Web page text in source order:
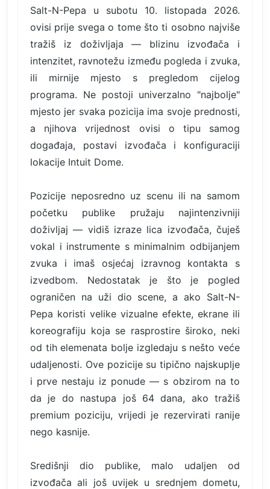
Salt-N-Pepa u subotu 10. listopada 2026.
ovisi prije svega o tome što ti osobno najviše
tražiš iz doživljaja — blizinu izvođača i
intenzitet, ravnotežu između pogleda i zvuka,
ili mirnije mjesto s pregledom cijelog
programa. Ne postoji univerzalno "najbolje"
mjesto jer svaka pozicija ima svoje prednosti,
a njihova vrijednost ovisi o tipu samog
događaja, postavi izvođača i konfiguraciji
lokacije Intuit Dome.
Pozicije neposredno uz scenu ili na samom
početku publike pružaju najintenzivniji
doživljaj — vidiš izraze lica izvođača, čuješ
vokal i instrumente s minimalnim odbijanjem
zvuka i imaš osjećaj izravnog kontakta s
izvedbom. Nedostatak je što je pogled
ograničen na uži dio scene, a ako Salt-N-
Pepa koristi velike vizualne efekte, ekrane ili
koreografiju koja se rasprostire široko, neki
od tih elemenata bolje izgledaju s nešto veće
udaljenosti. Ove pozicije su tipično najskuplje
i prve nestaju iz ponude — s obzirom na to
da je do nastupa još 64 dana, ako tražiš
premium poziciju, vrijedi je rezervirati ranije
nego kasnije.
Središnji dio publike, malo udaljen od
izvođača ali još uvijek u srednjem dometu,